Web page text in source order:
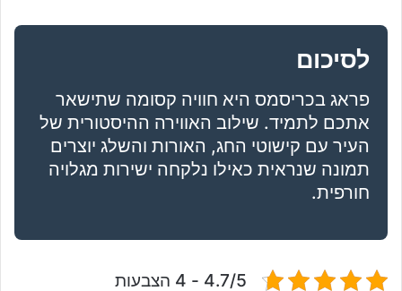
לסיכום
פראג בכריסמס היא חוויה קסומה שתישאר
אתכם לתמיד. שילוב האווירה ההיסטורית של
העיר עם קישוטי החג, האורות והשלג יוצרים
תמונה שנראית כאילו נלקחה ישירות מגלויה
חורפית.
4.7/5 - 4 הצבעות